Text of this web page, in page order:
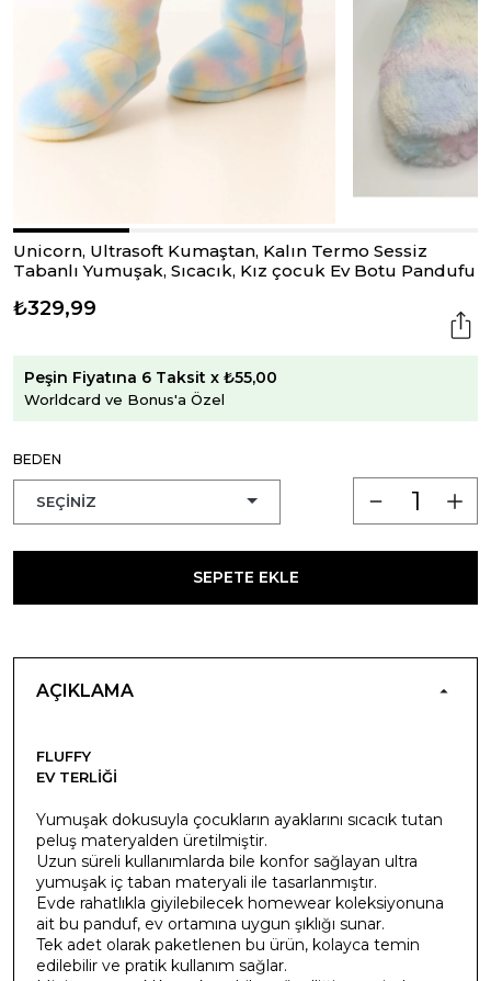
Unicorn, Ultrasoft Kumaştan, Kalın Termo Sessiz
Tabanlı Yumuşak, Sıcacık, Kız çocuk Ev Botu Pandufu
₺329,99
Peşin Fiyatına 6 Taksit x ₺55,00
Worldcard ve Bonus'a Özel
BEDEN
SEPETE EKLE
AÇIKLAMA
FLUFFY
EV TERLIĞI
Yumuşak dokusuyla çocukların ayaklarını sıcacık tutan
peluş materyalden üretilmiştir.
Uzun süreli kullanımlarda bile konfor sağlayan ultra
yumuşak iç taban materyali ile tasarlanmıştır.
Evde rahatlıkla giyilebilecek homewear koleksiyonuna
ait bu panduf, ev ortamına uygun şıklığı sunar.
Tek adet olarak paketlenen bu ürün, kolayca temin
edilebilir ve pratik kullanım sağlar.